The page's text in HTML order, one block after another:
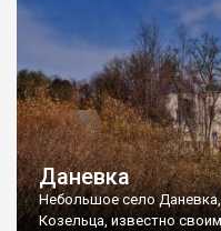
Даневка
Небольшое село
Козельца, известно